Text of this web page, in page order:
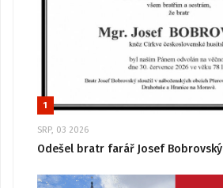
1
SRP, 03 2026
Odešel bratr farář Josef Bobrovský